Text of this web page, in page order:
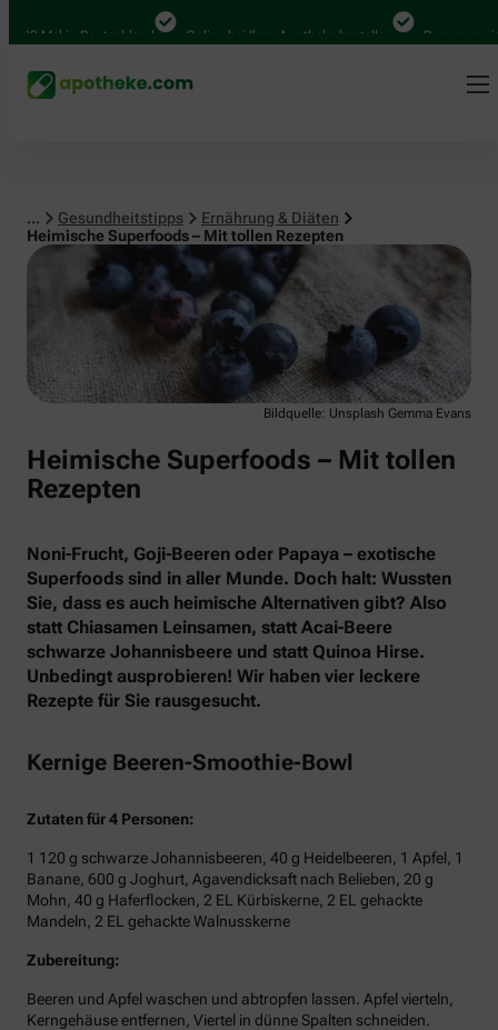
in Deutschland Online bei Ihrer Apotheke bestellen Bequem zwischen
... Gesundheitstipps
Ernährung & Diäten
Heimische Superfoods – Mit tollen Rezepten
Ernährung & Diäten
Bildquelle: Unsplash Gemma Evans
Heimische Superfoods – Mit tollen
Rezepten
Noni-Frucht, Goji-Beeren oder Papaya – exotische
Superfoods sind in aller Munde. Doch halt: Wussten
Sie, dass es auch heimische Alternativen gibt? Also
statt Chiasamen Leinsamen, statt Acai-Beere
schwarze Johannisbeere und statt Quinoa Hirse.
Unbedingt ausprobieren! Wir haben vier leckere
Rezepte für Sie rausgesucht.
Kernige Beeren-Smoothie-Bowl
Zutaten für 4 Personen:
1 120 g schwarze Johannisbeeren, 40 g Heidelbeeren, 1 Apfel, 1
Banane, 600 g Joghurt, Agavendicksaft nach Belieben, 20 g
Mohn, 40 g Haferflocken, 2 EL Kürbiskerne, 2 EL gehackte
Mandeln, 2 EL gehackte Walnusskerne
Zubereitung:
Beeren und Apfel waschen und abtropfen lassen. Apfel vierteln,
Kerngehäuse entfernen, Viertel in dünne Spalten schneiden.